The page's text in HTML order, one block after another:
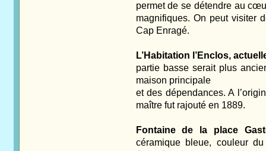
permet de se détendre au
magnifiques. On peut visiter
Cap Enragé.
L’Habitation l’Enclos,
partie basse serait plus
maison principale
et des dépendances. A
maître fut rajouté en 1889.
Fontaine de la place
céramique bleue, couleur